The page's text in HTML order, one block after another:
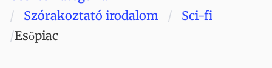
Szórakoztató irodalom
Sci-fi
Esőpiac